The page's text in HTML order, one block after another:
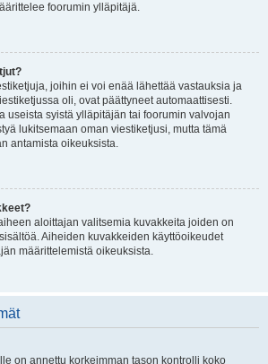
foorumin ylläpitäjä.
joihin ei voi enää lähettää vastauksia ja
oli, ovat päättyneet automaattisesti.
useista syistä ylläpitäjän tai foorumin valvojan
lukitsemaan oman viestiketjusi, mutta tämä
antamista oikeuksista.
aloittajan valitsemia kuvakkeita joiden on
Aiheiden kuvakkeiden käyttöoikeudet
määrittelemistä oikeuksista.
on annettu korkeimman tason kontrolli koko